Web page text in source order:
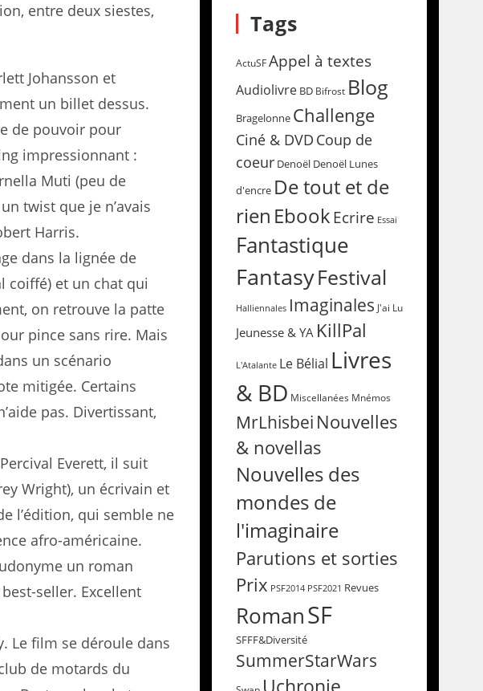
entre deux siestes,
Johansson et
un billet dessus.
de pouvoir pour
impressionnant :
Muti (peu de
twist que je n’avais
Harris.
dans la lignée de
coiffé) et un chat qui
on retrouve la patte
pince sans rire. Mais
un scénario
mitigée. Certains
pas. Divertissant,
Everett, il suit
Wright), un écrivain et
l’édition, qui semble ne
afro-américaine.
un roman
seller. Excellent
Le film se déroule dans
de motards du
Tags
ActuSF Appel à textes
Audiolivre BD Bifrost Blog
Bragelonne Challenge
Ciné & DVD Coup de
coeur Denoël Denoël Lunes
d'encre De tout et de
rien EbookEcrire Essai
Fantastique
FantasyFestival
Halliennales Imaginales J'ai Lu
Jeunesse & YA KillPal
L'Atalante Le Bélial Livres
& BD Miscellanées Mnémos
MrLhisbei Nouvelles
& novellas
Nouvelles des
mondes de
l'imaginaire
Parutions et sorties
Prix PSF2014 PSF2021 Revues
RomanSF
SFFF&Diversité
SummerStarWars